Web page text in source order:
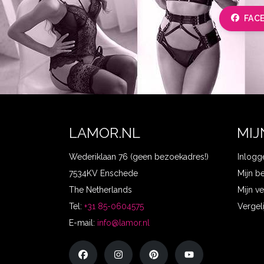
LAMOR.NL
Wederiklaan 76 (geen bezoekadres!)
7534KV Enschede
The Netherlands
Tel: +31 85-0604575
E-mail: info@lamor.nl
Mijn
Mijn